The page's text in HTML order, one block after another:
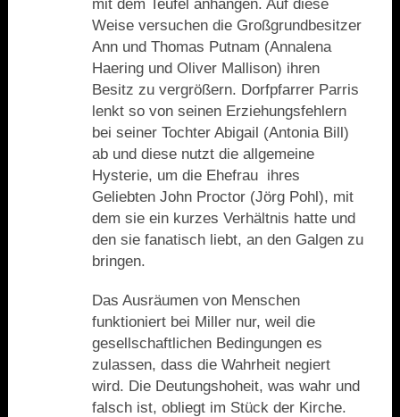
mit dem Teufel anhängen. Auf diese
Weise versuchen die Großgrundbesitzer
Ann und Thomas Putnam (Annalena
Haering und Oliver Mallison) ihren
Besitz zu vergrößern. Dorfpfarrer Parris
lenkt so von seinen Erziehungsfehlern
bei seiner Tochter Abigail (Antonia Bill)
ab und diese nutzt die allgemeine
Hysterie, um die Ehefrau
ihres
Geliebten John Proctor (Jörg Pohl), mit
dem sie ein kurzes Verhältnis hatte und
den sie fanatisch liebt, an den Galgen zu
bringen.
Das Ausräumen von Menschen
funktioniert bei Miller nur, weil die
gesellschaftlichen Bedingungen es
zulassen, dass die Wahrheit negiert
wird. Die Deutungshoheit, was wahr und
falsch ist, obliegt im Stück der Kirche.